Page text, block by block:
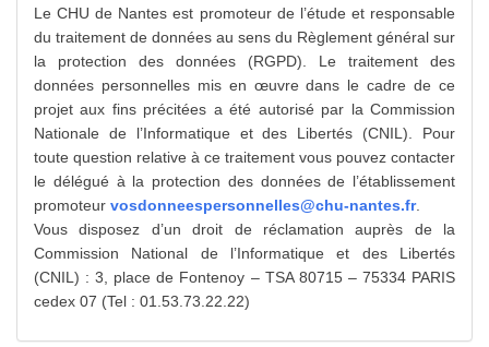
Le CHU de Nantes est promoteur de l’étude et responsable
du traitement de données au sens du Règlement général sur
la protection des données (RGPD). Le traitement des
données personnelles mis en œuvre dans le cadre de ce
projet aux fins précitées a été autorisé par la Commission
Nationale de l’Informatique et des Libertés (CNIL). Pour
toute question relative à ce traitement vous pouvez contacter
le délégué à la protection des données de l’établissement
promoteur vosdonneespersonnelles@chu-nantes.fr.
Vous disposez d’un droit de réclamation auprès de la
Commission National de l’Informatique et des Libertés
(CNIL) : 3, place de Fontenoy – TSA 80715 – 75334 PARIS
cedex 07 (Tel : 01.53.73.22.22)